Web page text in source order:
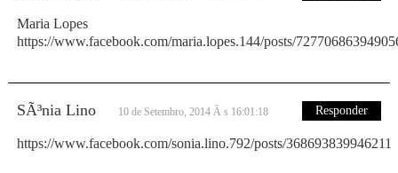
Maria Lopes
https://www.facebook.com/maria.lopes.144/posts/
SÃ³nia Lino 10 de Setembro, 2014 Ã s 16:01:18 Responder
https://www.facebook.com/sonia.lino.792/posts/368693839946211